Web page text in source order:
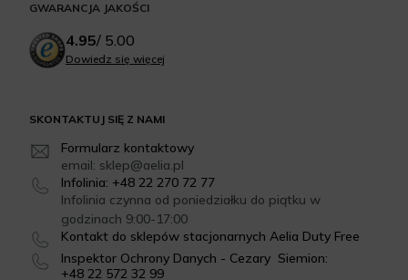
SKONTAKTUJ SIĘ Z NAMI
Formularz kontaktowy
email: sklep@aelia.pl
Infolinia: +48 22 270 72 77
Infolinia czynna od poniedziałku do piątku w
godzinach 9:00-17:00
Kontakt do sklepów stacjonarnych Aelia Duty Free
Inspektor Ochrony Danych - Cezary Siemion:
+48 22 572 32 99
GWARANCJA JAKOŚCI
4.95/ 5.00
Dowiedz się więcej